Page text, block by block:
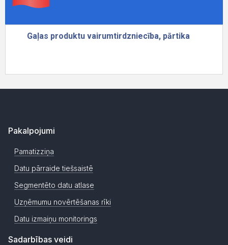
Pakalpojumi
Pamatizziņa
Datu pārraide tiešsaistē
Segmentēto datu atlase
Uzņēmumu novērtēšanas rīki
Datu izmaiņu monitorings
Sadarbības veidi